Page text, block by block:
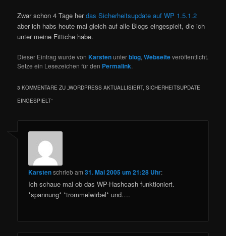
Zwar schon 4 Tage herdas Sicherheitsupdate auf WP 1.5.1.2
aber ich habs heute mal gleich auf alle Blogs eingespielt, die ich
unter meine Fittiche habe.
Dieser Eintrag wurde vonKarstenunterblog,Webseiteveröffentlicht.
Setze ein Lesezeichen für den Permalink.
3 KOMMENTARE ZU „WORDPRESS AKTUALLISIERT, SICHERHEITSUPDATE
EINGESPIELT“
Karstenschriebam31. Mai 2005 um 21:28 Uhr:
Ich schaue mal ob das WP-Hashcash funktioniert.
*spannung* *trommelwirbel* und….